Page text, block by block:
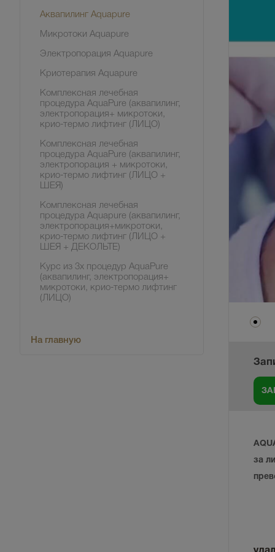
Аквапилинг Aquapure
Микротоки Aquapure
Электропорация Aquapure
Криотерапия Aquapure
Комплексная лечебная
процедура AquaPure (аквапилинг,
электропорация+ микротоки,
крио-термо лифтинг (ЛИЦО)
Комплексная лечебная
процедура AquaPure (аквапилинг,
электропорация + микротоки,
крио-термо лифтинг (ЛИЦО +
ШЕЯ)
Комплексная лечебная
процедура Aquapure (аквапилинг,
электропорация+микротоки,
крио-термо лифтинг (ЛИЦО +
ШЕЯ + ДЕКОЛЬТЕ)
Курс из 3х процедур AquaPure
(аквапилинг, электропорация+
микротоки, крио-термо лифтинг
(ЛИЦО)
На главную
за